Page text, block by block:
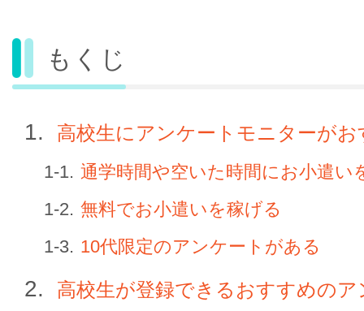
もくじ
高校生にアンケートモニターが
通学時間や空いた時間にお小遣い
無料でお小遣いを稼げる
10代限定のアンケートがある
高校生が登録できるおすすめの